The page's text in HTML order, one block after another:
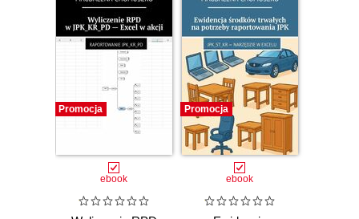
Promocja
ebook
Promocja
ebook